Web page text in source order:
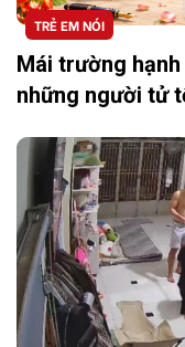
TRẺ EM NÓI
Mái trường
những người tử